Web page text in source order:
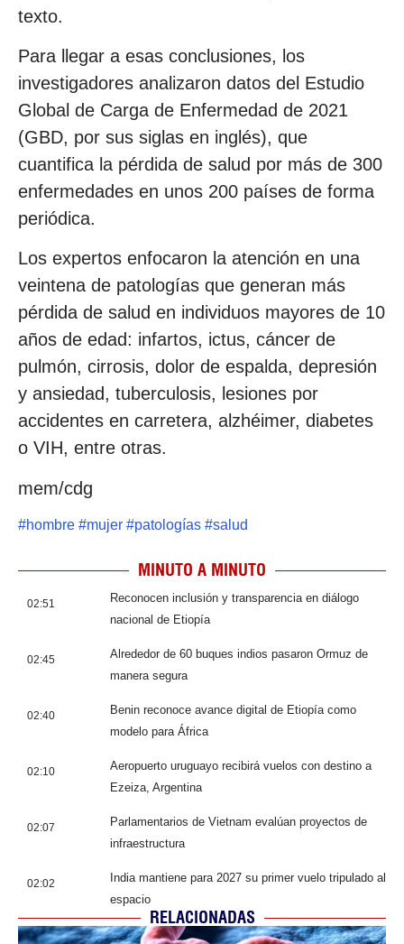
texto.
Para llegar a esas conclusiones, los
investigadores analizaron datos del Estudio
Global de Carga de Enfermedad de 2021
(GBD, por sus siglas en inglés), que
cuantifica la pérdida de salud por más de 300
enfermedades en unos 200 países de forma
periódica.
Los expertos enfocaron la atención en una
veintena de patologías que generan más
pérdida de salud en individuos mayores de 10
años de edad: infartos, ictus, cáncer de
pulmón, cirrosis, dolor de espalda, depresión
y ansiedad, tuberculosis, lesiones por
accidentes en carretera, alzhéimer, diabetes
o VIH, entre otras.
mem/cdg
#hombre #mujer #patologías #salud
MINUTO A MINUTO
02:51
Reconocen inclusión y transparencia en diálogo
nacional de Etiopía
02:45
Alrededor de 60 buques indios pasaron Ormuz de
manera segura
02:40
Benin reconoce avance digital de Etiopía como
modelo para África
02:10
Aeropuerto uruguayo recibirá vuelos con destino a
Ezeiza, Argentina
02:07
Parlamentarios de Vietnam evalúan proyectos de
infraestructura
02:02
India mantiene para 2027 su primer vuelo tripulado al
espacio
RELACIONADAS